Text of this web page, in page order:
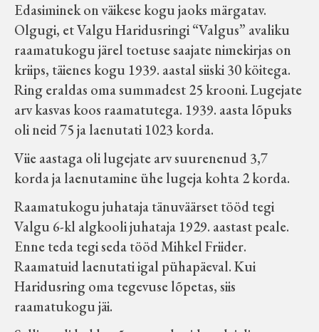
Edasiminek on väikese kogu jaoks märgatav.
Olgugi, et Valgu Haridusringi “Valgus” avaliku
raamatukogu järel toetuse saajate nimekirjas on
kriips, täienes kogu 1939. aastal siiski 30 köitega.
Ring eraldas oma summadest 25 krooni. Lugejate
arv kasvas koos raamatutega. 1939. aasta lõpuks
oli neid 75 ja laenutati 1023 korda.
Viie aastaga oli lugejate arv suurenenud 3,7
korda ja laenutamine ühe lugeja kohta 2 korda.
Raamatukogu juhataja tänuväärset tööd tegi
Valgu 6-kl algkooli juhataja 1929. aastast peale.
Enne teda tegi seda tööd Mihkel Friider.
Raamatuid laenutati igal pühapäeval. Kui
Haridusring oma tegevuse lõpetas, siis
raamatukogu jäi.